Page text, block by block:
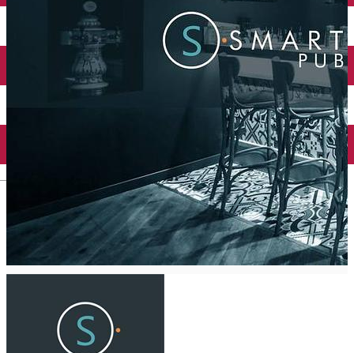
Închirieri auto
Închirieri biciclete
Taxi
Încărcare vehicule electrice